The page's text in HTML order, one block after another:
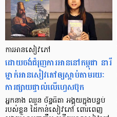
ការ​អាន​សៀវភៅ
ដោយ​ចង់​​ជំរុញ​ការអាន​នៅ​កម្ពុជា នារី​
ម្នាក់​អាន​សៀវភៅ​ឲ្យ​ស្តាប់​តាមរយៈ​
ការ​ផ្សាយផ្ទាល់​លើ​ហ្វេសប៊ុក
អ្នកនាង ឈួន ច័ន្ទធីតា អង្គុយ​ក្នុង​បន្ទប់​
របស់​ខ្លួន ដៃកាន់​សៀវភៅ ពោរពេញ​